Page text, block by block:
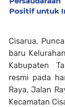
Positif untuk
Cisarua,
baru
Kabupaten
resmi pada
Raya, Jalan
Kecamatan